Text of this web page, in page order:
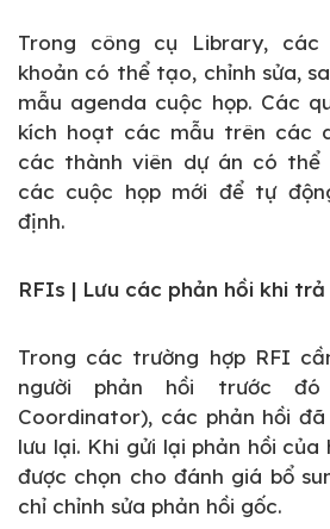
Trong công cụ Library,
khoản có thể tạo, chỉnh sửa,
mẫu agenda cuộc họp. Các
kích hoạt các mẫu trên các
các thành viên dự án có thể
các cuộc họp mới để tự
định.
RFIs | Lưu các phản hồi khi
Trong các trường hợp RFI
người phản hồi trước đó
Coordinator), các phản hồi
lưu lại. Khi gửi lại phản hồi của
được chọn cho đánh giá bổ
chỉ chỉnh sửa phản hồi gốc.